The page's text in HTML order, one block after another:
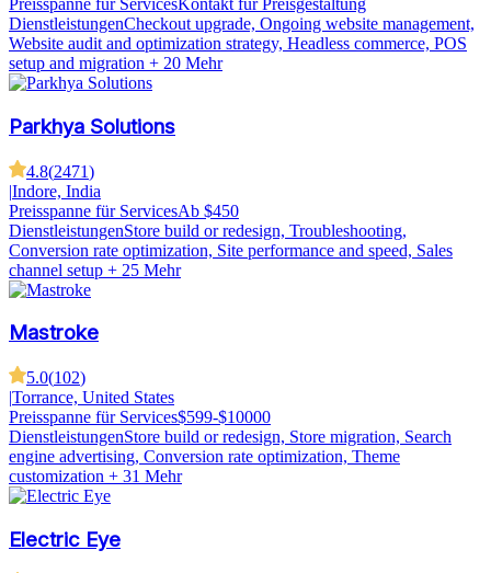
Preisspanne für ServicesKontakt für Preisgestaltung
DienstleistungenCheckout upgrade, Ongoing website management,
Website audit and optimization strategy, Headless commerce, POS
setup and migration + 20 Mehr
Parkhya Solutions
4.8(2471)
|Indore, India
Preisspanne für ServicesAb $450
DienstleistungenStore build or redesign, Troubleshooting,
Conversion rate optimization, Site performance and speed, Sales
channel setup + 25 Mehr
Mastroke
5.0(102)
|Torrance, United States
Preisspanne für Services$599-$10000
DienstleistungenStore build or redesign, Store migration, Search
engine advertising, Conversion rate optimization, Theme
customization + 31 Mehr
Electric Eye